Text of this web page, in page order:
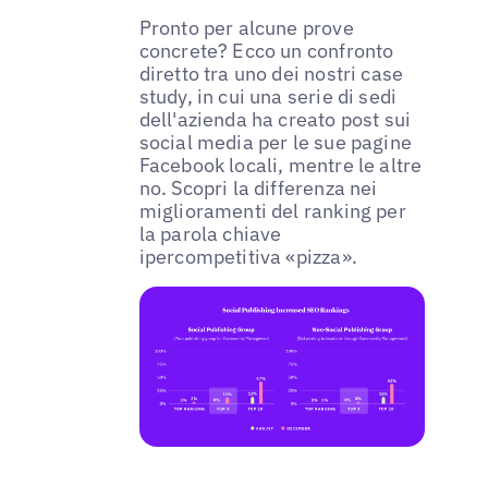
Pronto per alcune prove
concrete? Ecco un confronto
diretto tra uno dei nostri case
study, in cui una serie di sedi
dell'azienda ha creato post sui
social media per le sue pagine
Facebook locali, mentre le altre
no. Scopri la differenza nei
miglioramenti del ranking per
la parola chiave
ipercompetitiva «pizza».